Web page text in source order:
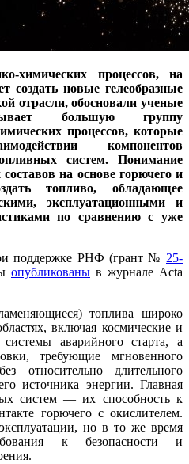
химических процессов, на
создать новые гелеобразные
отрасли, обосновали ученые
большую группу
процессов, которые
компонентов
систем. Понимание
на основе горючего и
топливо, обладающее
эксплуатационными и
по сравнению с уже
поддержке РНФ (грант № 25-
опубликованы в журнале Acta
топлива широко
включая космические и
системы аварийного старта, а
требующие мгновенного
относительно длительного
источника энергии. Главная
систем — их способность к
горючего с окислителем.
но в то же время
к безопасности и